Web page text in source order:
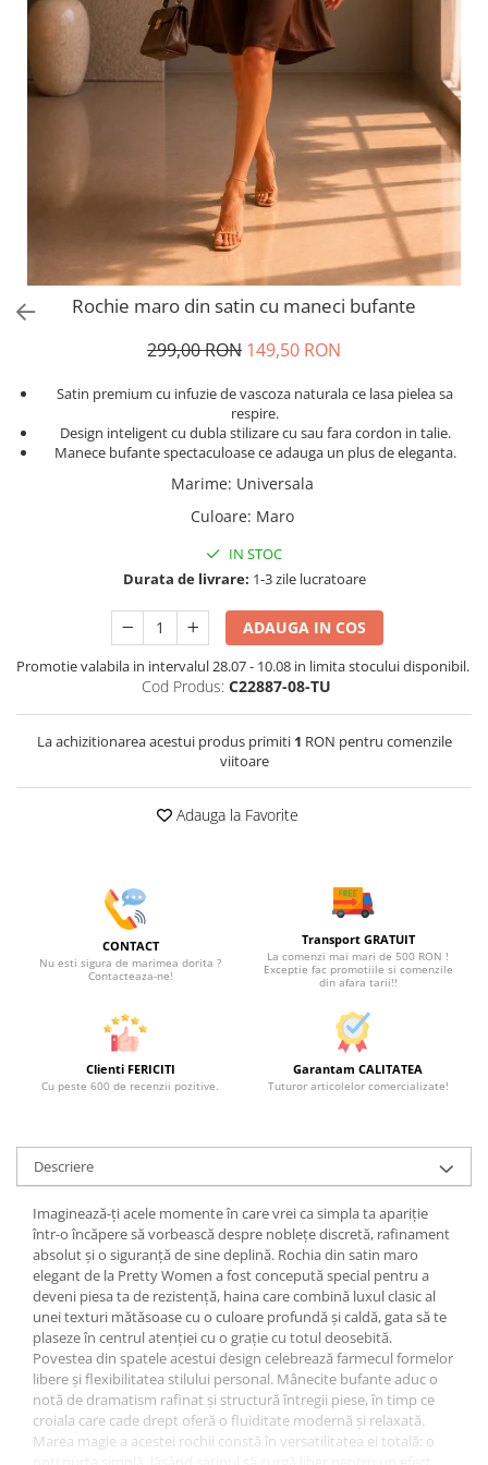
Tricouri si topuri
Rochii de eveniment
Rochie maro din satin cu maneci bufante
299,00 RON 149,50 RON
Satin premium cu infuzie de vascoza naturala ce lasa pielea sa
respire.
Design inteligent cu dubla stilizare cu sau fara cordon in talie.
Manece bufante spectaculoase ce adauga un plus de eleganta.
Marime: Universala
Culoare: Maro
IN STOC
Durata de livrare: 1-3 zile lucratoare
ADAUGA IN COS
Promotie valabila in intervalul 28.07 - 10.08 in limita stocului disponibil.
Cod Produs: C22887-08-TU
La achizitionarea acestui produs primiti 1 RON pentru comenzile
viitoare
Adauga la Favorite
CONTACT
Nu esti sigura de marimea dorita ?
Contacteaza-ne!
Transport GRATUIT
La comenzi mai mari de 500 RON !
Exceptie fac promotiile si comenzile
din afara tarii!!
Clienti FERICITI
Cu peste 600 de recenzii pozitive.
Garantam CALITATEA
Tuturor articolelor comercializate!
Descriere
Imaginează-ți acele momente în care vrei ca simpla ta apariție
într-o încăpere să vorbească despre noblețe discretă, rafinament
absolut și o siguranță de sine deplină. Rochia din satin maro
elegant de la Pretty Women a fost concepută special pentru a
deveni piesa ta de rezistență, haina care combină luxul clasic al
unei texturi mătăsoase cu o culoare profundă și caldă, gata să te
plaseze în centrul atenției cu o grație cu totul deosebită.
Povestea din spatele acestui design celebrează farmecul formelor
libere și flexibilitatea stilului personal. Mânecite bufante aduc o
notă de dramatism rafinat și structură întregii piese, în timp ce
croiala care cade drept oferă o fluiditate modernă și relaxată.
Marea magie a acestei rochii constă în versatilitatea ei totală: o